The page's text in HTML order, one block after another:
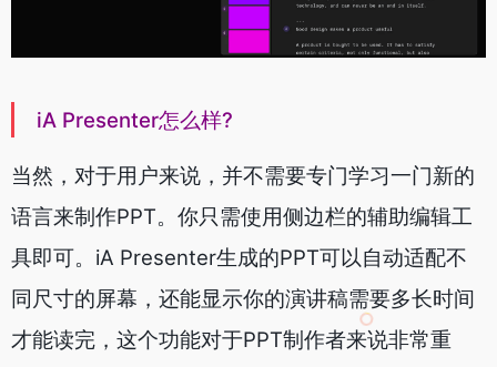
iA Presenter怎么样?
当然，对于用户来说，并不需要专门学习一门新的
语言来制作PPT。你只需使用侧边栏的辅助编辑工
具即可。iA Presenter生成的PPT可以自动适配不
同尺寸的屏幕，还能显示你的演讲稿需要多长时间
才能读完，这个功能对于PPT制作者来说非常重